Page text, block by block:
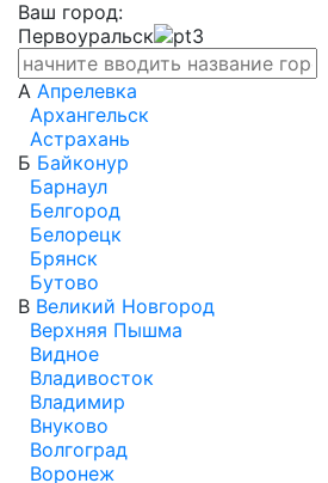
Ваш город:
Первоуральск
А Апрелевка
Архангельск
Астрахань
Б Байконур
Барнаул
Белгород
Белорецк
Брянск
Бутово
В Великий Новгород
Верхняя Пышма
Видное
Владивосток
Владимир
Внуково
Волгоград
Воронеж